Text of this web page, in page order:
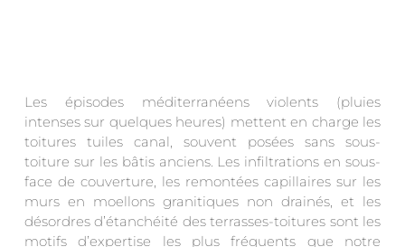
Les épisodes méditerranéens violents (pluies
intenses sur quelques heures) mettent en charge les
toitures tuiles canal, souvent posées sans sous-
toiture sur les bâtis anciens. Les infiltrations en sous-
face de couverture, les remontées capillaires sur les
murs en moellons granitiques non drainés, et les
désordres d’étanchéité des terrasses-toitures sont les
motifs d’expertise les plus fréquents que notre